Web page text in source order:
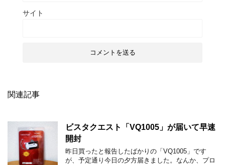
サイト
関連記事
ビスタクエスト「VQ1005」が届いて早速
開封
昨日買ったと報告したばかりの「VQ1005」です
が、予定通り今日の夕方届きました。なんか、プロ